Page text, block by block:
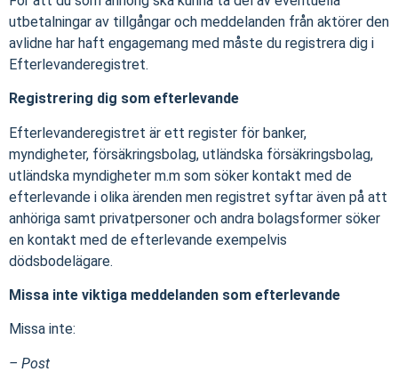
utbetalningar av tillgångar och meddelanden från aktörer den
avlidne har haft engagemang med måste du registrera dig i
Efterlevanderegistret.
Registrering dig som efterlevande
Efterlevanderegistret är ett register för banker,
myndigheter, försäkringsbolag, utländska försäkringsbolag,
utländska myndigheter m.m som söker kontakt med de
efterlevande i olika ärenden men registret syftar även på att
anhöriga samt privatpersoner och andra bolagsformer söker
en kontakt med de efterlevande exempelvis
dödsbodelägare.
Missa inte viktiga meddelanden som efterlevande
Missa inte:
– Post